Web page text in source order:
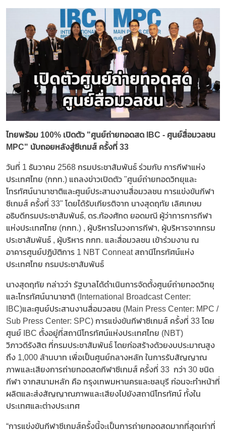
ไทยพร้อม 100% เปิดตัว "ศูนย์ถ่ายทอดสด IBC - ศูนย์สื่อมวลชน
MPC" นับถอยหลังสู่ซีเกมส์ ครั้งที่ 33
วันที่ 1 ธันวาคม 2568 กรมประชาสัมพันธ์ ร่วมกับ การกีฬาแห่ง
ประเทศไทย (กกท.) แถลงข่าวเปิดตัว "ศูนย์ถ่ายทอดวิทยุและ
โทรทัศน์นานาชาติและศูนย์ประสานงานสื่อมวลชน การแข่งขันกีฬา
ซีเกมส์ ครั้งที่ 33" โดยได้รับเกียรติจาก นางสุดฤทัย เลิศเกษม
อธิบดีกรมประชาสัมพันธ์, ดร.ก้องศักด ยอดมณี ผู้ว่าการการกีฬา
แห่งประเทศไทย (กกท.) , ผู้บริหารในวงการกีฬา, ผู้บริหารจากกรม
ประชาสัมพันธ์ , ผู้บริหาร กกท. และสื่อมวลชน เข้าร่วมงาน ณ
อาคารศูนย์ปฏิบัติการ 1 NBT Conneat สถานีโทรทัศน์แห่ง
ประเทศไทย กรมประชาสัมพันธ์
นางสุดฤทัย กล่าวว่า รัฐบาลได้ดำเนินการจัดตั้งศูนย์ถ่ายทอดวิทยุ
และโทรทัศน์นานาชาติ (International Broadcast Center:
IBC)และศูนย์ประสานงานสื่อมวลชน (Main Press Center: MPC /
Sub Press Center: SPC) การแข่งขันกีฬาซีเกมส์ ครั้งที่ 33 โดย
ศูนย์ IBC ตั้งอยู่ที่สถานีโทรทัศน์แห่งประเทศไทย (NBT)
วิภาวดีรังสิต ที่กรมประชาสัมพันธ์ โดยก่อสร้างด้วยงบประมาณสูง
ถึง 1,000 ล้านบาท เพื่อเป็นศูนย์กลางหลัก ในการรับสัญญาณ
ภาพและเสียงการถ่ายทอดสดกีฬาซีเกมส์ ครั้งที่ 33 กว่า 30 ชนิด
กีฬา จากสนามหลัก คือ กรุงเทพมหานครและชลบุรี ก่อนจะทำหน้าที่
ผลิตและส่งสัญญาณภาพและเสียงไปยังสถานีโทรทัศน์ ทั้งใน
ประเทศและต่างประเทศ
“การแข่งขันกีฬาซีเกมส์ครั้งนี้จะเป็นการถ่ายทอดสดมากที่สุดเท่าที่